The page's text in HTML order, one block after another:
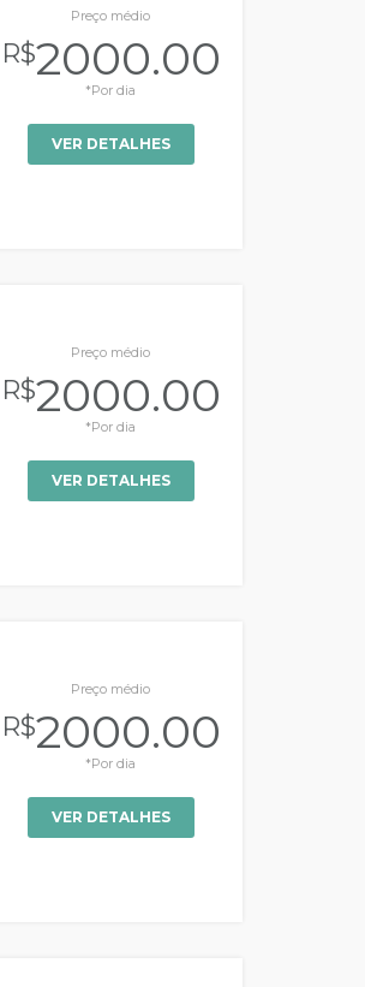
Preço médio
R$2000.00
*Por dia
VER DETALHES
Preço médio
R$2000.00
*Por dia
VER DETALHES
Preço médio
R$2000.00
*Por dia
VER DETALHES